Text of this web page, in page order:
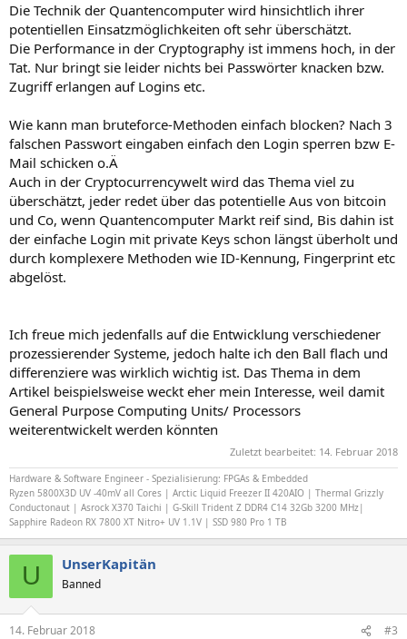
Die Technik der Quantencomputer wird hinsichtlich ihrer
potentiellen Einsatzmöglichkeiten oft sehr überschätzt.
Die Performance in der Cryptography ist immens hoch, in der
Tat. Nur bringt sie leider nichts bei Passwörter knacken bzw.
Zugriff erlangen auf Logins etc.
Wie kann man bruteforce-Methoden einfach blocken? Nach 3
falschen Passwort eingaben einfach den Login sperren bzw E-
Mail schicken o.Ä
Auch in der Cryptocurrencywelt wird das Thema viel zu
überschätzt, jeder redet über das potentielle Aus von bitcoin
und Co, wenn Quantencomputer Markt reif sind, Bis dahin ist
der einfache Login mit private Keys schon längst überholt und
durch komplexere Methoden wie ID-Kennung, Fingerprint etc
abgelöst.
Ich freue mich jedenfalls auf die Entwicklung verschiedener
prozessierender Systeme, jedoch halte ich den Ball flach und
differenziere was wirklich wichtig ist. Das Thema in dem
Artikel beispielsweise weckt eher mein Interesse, weil damit
General Purpose Computing Units/ Processors
weiterentwickelt werden könnten
Zuletzt bearbeitet: 14. Februar 2018
Hardware & Software Engineer - Spezialisierung: FPGAs & Embedded
Ryzen 5800X3D UV -40mV all Cores | Arctic Liquid Freezer II 420AIO | Thermal Grizzly
Conductonaut | Asrock X370 Taichi | G-Skill Trident Z DDR4 C14 32Gb 3200 MHz|
Sapphire Radeon RX 7800 XT Nitro+ UV 1.1V | SSD 980 Pro 1 TB
U UnserKapitän
Banned
14. Februar 2018 #3